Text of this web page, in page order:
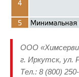
ООО
г. Иркутск, ул.
Тел.: 8 (800)